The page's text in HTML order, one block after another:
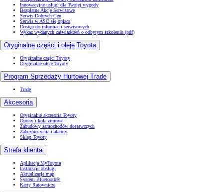
Innowacyjne usługi dla Twojej wygody
Bezpłatne Akcje Serwisowe
Serwis Dobrych Cen
Serwis w ASO się opłaca
Dostęp do informacji serwisowych
Wykaz wydanych zaświadczeń o odbytym szkoleniu (pdf)
Oryginalne części i oleje Toyota
Oryginalne części Toyoty
Oryginalne oleje Toyoty
Program Sprzedaży Hurtowej Trade
Trade
Akcesoria
Oryginalne akcesoria Toyoty
Opony i koła zimowe
Zabudowy samochodów dostawczych
Zabezpieczenia i alarmy
Sklep Toyoty
Strefa klienta
Aplikacja MyToyota
Instrukcje obsługi
Aktualizacja map
System Bluetooth®
Karty Ratownicze